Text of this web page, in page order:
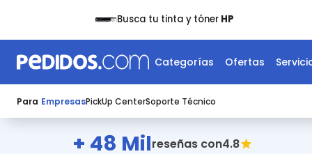
Busca tu tinta y tónerHP
Categorías Ofertas
Para EmpresasPickUp CenterSoporte Técnico
+ 48 Milreseñas con4.8